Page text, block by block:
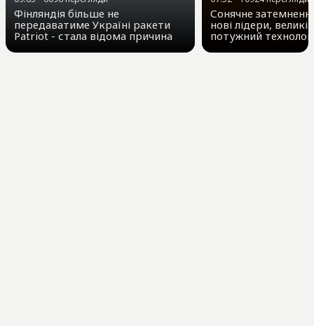
Фінляндія більше не
передаватиме Україні ракети
Patriot - стала відома причина
Сонячне
нові лідери, великі
потужний